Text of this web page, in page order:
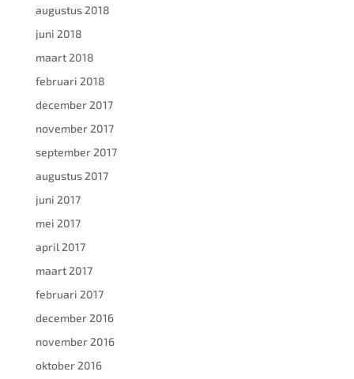
augustus 2018
juni 2018
maart 2018
februari 2018
december 2017
november 2017
september 2017
augustus 2017
juni 2017
mei 2017
april 2017
maart 2017
februari 2017
december 2016
november 2016
oktober 2016